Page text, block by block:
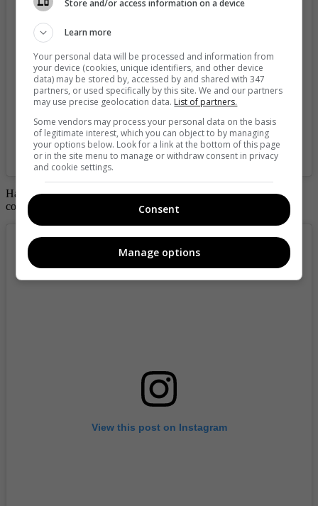
A post shared by Mr Woody Paparazzi (@mrwoodyking)
Hasta el momento la actriz no ha hablado del tema, ni para
confirmar o rechazar las especulaciones.
View this post on Instagram
Store and/or access information on a device
Learn more
Your personal data will be processed and information from
your device (cookies, unique identifiers, and other device
data) may be stored by, accessed by and shared with 347
partners, or used specifically by this site. We and our partners
may use precise geolocation data. List of partners.
Some vendors may process your personal data on the basis
of legitimate interest, which you can object to by managing
your options below. Look for a link at the bottom of this page
or in the site menu to manage or withdraw consent in privacy
and cookie settings.
Consent
Manage options